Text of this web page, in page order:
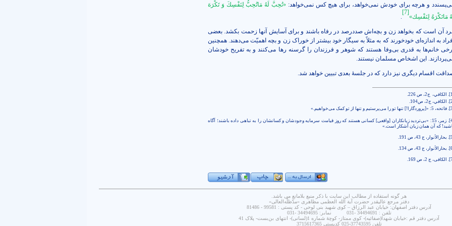
و هرچه برای خودش نمی‌خواهد، برای هیچ کس نمی‌خواهد: «تُحِبَّ لَهُ مَاتُحِبُّ لِنَفْسِكَ وَ تَكْرَهَ
مَاتَكْرَهُ لِنَفْسِك»
[7]
.
آن است که بخواهد زن و بچه‌اش صددرصد در رفاه باشند و برای آسایش آنها زحمت بکشد. بعضی
افراد به اندازه‌ای خودخورند که به مثلاً به سیگار خود بیشتر از خوراک زن و بچه اهمیّت می‌دهند. همچنین
خانم‌ها به قدری بی‌وفا هستند که شوهر و فرزندان را گرسنه رها می‌کنند و به تفریح خودشان
این اشخاص مسلمان نیستند.
اقسام دیگری نیز دارد که در جلسۀ بعدی تبیین خواهد شد.
. الكافي، ج‏2، ص 226.
الكافي، ج‏2، ص104.
. فاتحه، 5: «[پروردگارا!] تنها تو را می‌‌پرستیم و تنها از تو کمک می‌خواهیم.»
. زمر، 15: «بی‌تردید زیانکاران [واقعی] کسانی هستند که روز قیامت سرمایه وجودشان و کسانشان را به تباهی داده باشند؛ آگاه
که آن همان زیان آشکار است.»
. بحارالأنوار، ج 43، ص 191.
. بحارالأنوار، ج ‏43، ص 134.
. الکافی، ج 2، ص 169.
هر گونه استفاده از مطالب این سایت با ذکر منبع بلامانع می باشد.
دفتر مرجع عاليقدر حضرت آية الله العظمى مظاهری «مدّظلّه‌العالی»
آدرس دفتر اصفهان: خيابان عبد الرزاق – کوی شهيد بنی لوحی - کد پستی : 99581 - 81486
تلفن : 34494691 -031 نمابر: 34494695 -031
آدرس دفتر قم :خیابان شهدا(صفائیه)- کوی ممتاز- کوچۀ شماره 1(لسانی)- انتهای بن‌بست- پلاک 41
تلفن 37743595-025 کدپستی 3715617365